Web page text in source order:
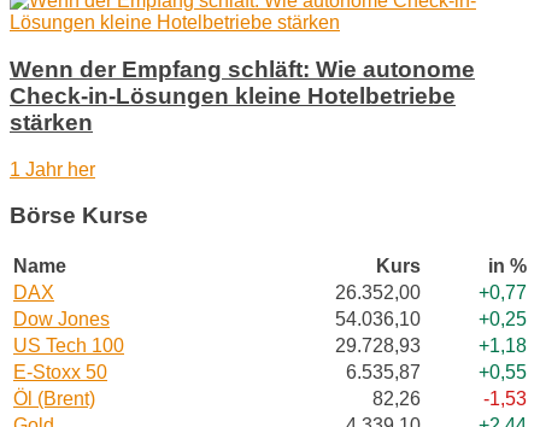
Wenn der Empfang schläft: Wie autonome
Check-in-Lösungen kleine Hotelbetriebe
stärken
1 Jahr her
Börse Kurse
Name Kurs
in %
DAX
26.352,00
+0,77
Dow Jones
54.036,10
+0,25
US Tech 100
29.728,93
+1,18
E-Stoxx 50
6.535,87
+0,55
Öl (Brent)
82,26
-1,53